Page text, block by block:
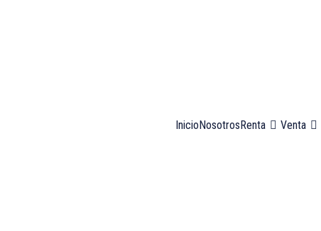
InicioNosotrosRenta Venta